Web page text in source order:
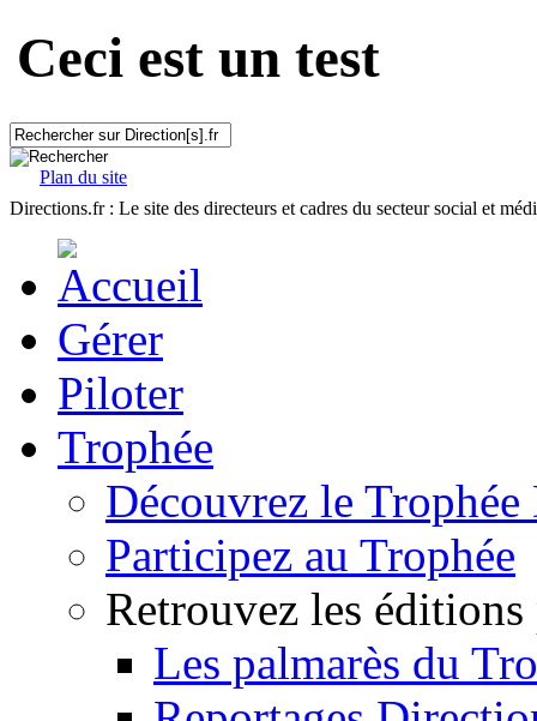
Ceci est un test
Plan du site
Directions.fr : Le site des directeurs et cadres du secteur social et
Gérer
Piloter
Trophée
Découvrez le
Participez au Trophée
Retrouvez les éditions
Les palmarès du